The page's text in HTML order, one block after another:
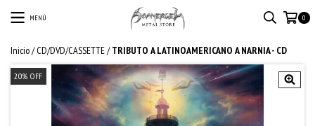
MENÚ 0
Inicio/ CD/DVD/CASSETTE/ TRIBUTO A LATINOAMERICANO A NARNIA - CD
20% OFF